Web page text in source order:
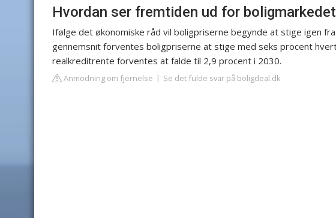
Hvordan ser fremtiden ud for
Ifølge det økonomiske råd vil boligpriserne begynde at stige igen
gennemsnit forventes boligpriserne at stige med seks procent
realkreditrente forventes at falde til 2,9 procent i 2030.
Anmodning om fjernelse Se det fulde svar på boligdeal.dk